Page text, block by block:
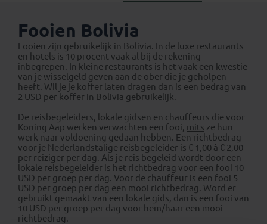
Fooien Bolivia
Fooien zijn gebruikelijk in Bolivia. In de luxe restaurants
en hotels is 10 procent vaak al bij de rekening
inbegrepen. In kleine restaurants is het vaak een kwestie
van je wisselgeld geven aan de ober die je geholpen
heeft. Wil je je koffer laten dragen dan is een bedrag van
2 USD per koffer in Bolivia gebruikelijk.
De reisbegeleiders, lokale gidsen en chauffeurs die voor
Koning Aap werken verwachten een fooi, mits ze hun
werk naar voldoening gedaan hebben. Een richtbedrag
voor je Nederlandstalige reisbegeleider is € 1,00 à € 2,00
per reiziger per dag. Als je reis begeleid wordt door een
lokale reisbegeleider is het richtbedrag voor een fooi 10
USD per groep per dag. Voor de chauffeur is een fooi 5
USD per groep per dag een mooi richtbedrag. Word er
gebruikt gemaakt van een lokale gids, dan is een fooi van
10 USD per groep per dag voor hem/haar een mooi
richtbedrag.